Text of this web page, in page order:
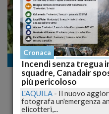
Cronaca nazionale
I Due Figli
Madre non Arriva,
Cronaca
Incendi senza tregua
squadre, Canadair
più pericoloso
L'AQUILA - Il nuovo
fotografa un'emergenza
elicotteri,...